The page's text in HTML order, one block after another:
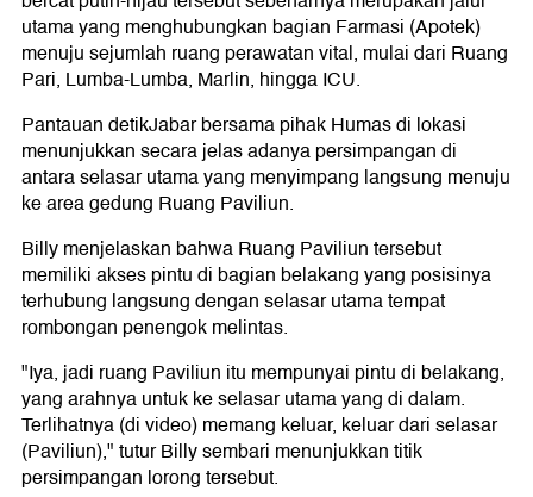
utama yang menghubungkan bagian Farmasi (Apotek)
menuju sejumlah ruang perawatan vital, mulai dari Ruang
Pari, Lumba-Lumba, Marlin, hingga ICU.
Pantauan detikJabar bersama pihak Humas di lokasi
menunjukkan secara jelas adanya persimpangan di
antara selasar utama yang menyimpang langsung menuju
ke area gedung Ruang Paviliun.
Billy menjelaskan bahwa Ruang Paviliun tersebut
memiliki akses pintu di bagian belakang yang posisinya
terhubung langsung dengan selasar utama tempat
rombongan penengok melintas.
"Iya, jadi ruang Paviliun itu mempunyai pintu di belakang,
yang arahnya untuk ke selasar utama yang di dalam.
Terlihatnya (di video) memang keluar, keluar dari selasar
(Paviliun)," tutur Billy sembari menunjukkan titik
persimpangan lorong tersebut.